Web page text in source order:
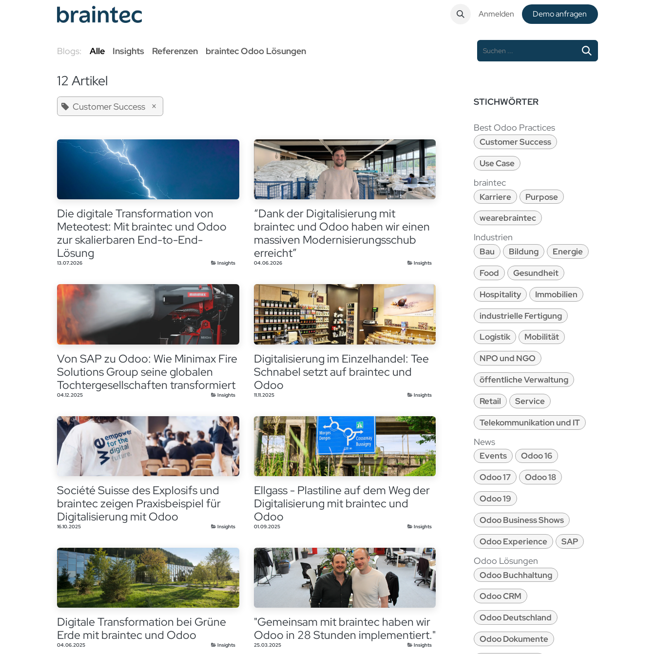
Zum Inhalt springen
Anmelden De​​mo anfragen
Blogs: Alle Insights Referenzen braintec Odoo Lösungen
12 Artikel
Customer Success ×
Die digitale Transformation von
Meteotest: Mit braintec und Odoo
zur skalierbaren End-to-End-
Lösung
13.07.2026 Insights
“Dank der Digitalisierung mit
braintec und Odoo haben wir einen
massiven Modernisierungsschub
erreicht”
04.06.2026 Insights
Von SAP zu Odoo: Wie Minimax Fire
Solutions Group seine globalen
Tochtergesellschaften transformiert
04.12.2025 Insights
Digitalisierung im Einzelhandel: Tee
Schnabel setzt auf braintec und
Odoo
11.11.2025 Insights
Société Suisse des Explosifs und
braintec zeigen Praxisbeispiel für
Digitalisierung mit Odoo
16.10.2025 Insights
Ellgass - Plastiline auf dem Weg der
Digitalisierung mit braintec und
Odoo
01.09.2025 Insights
Digitale Transformation bei Grüne
Erde mit braintec und Odoo
04.06.2025 Insights
"Gemeinsam mit braintec haben wir
Odoo in 28 Stunden implementiert."
25.03.2025 Insights
STICHWÖRTER
Best Odoo Practices
Customer Success
Use Case
braintec
Karriere
Purpose
wearebraintec
Industrien
Bau Bildung
Energie
Food
Gesundheit
Hospitality
Immobilien
industrielle Fertigung
Logistik
Mobilität
NPO und NGO
öffentliche Verwaltung
Retail
Service
Telekommunikation und IT
News
Events
Odoo 16
Odoo 17
Odoo 18
Odoo 19
Odoo Business Shows
Odoo Experience
SAP
Odoo Lösungen
Odoo Buchhaltung
Odoo CRM
Odoo Deutschland
Odoo Dokumente